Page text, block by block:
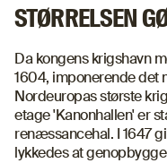
STØRRELSEN
Da kongens krigshavn
1604, imponerende det
Nordeuropas største
etage 'Kanonhallen' er
renæssancehal. I 1647
lykkedes at